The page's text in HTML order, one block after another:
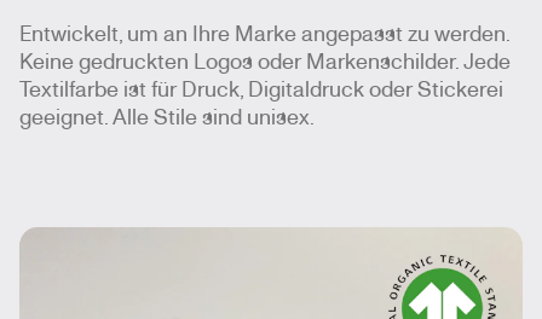
Entwickelt, um an Ihre Marke angepasst zu werden.
Keine gedruckten Logos oder Markenschilder. Jede
Textilfarbe ist für Druck, Digitaldruck oder Stickerei
geeignet. Alle Stile sind unisex.